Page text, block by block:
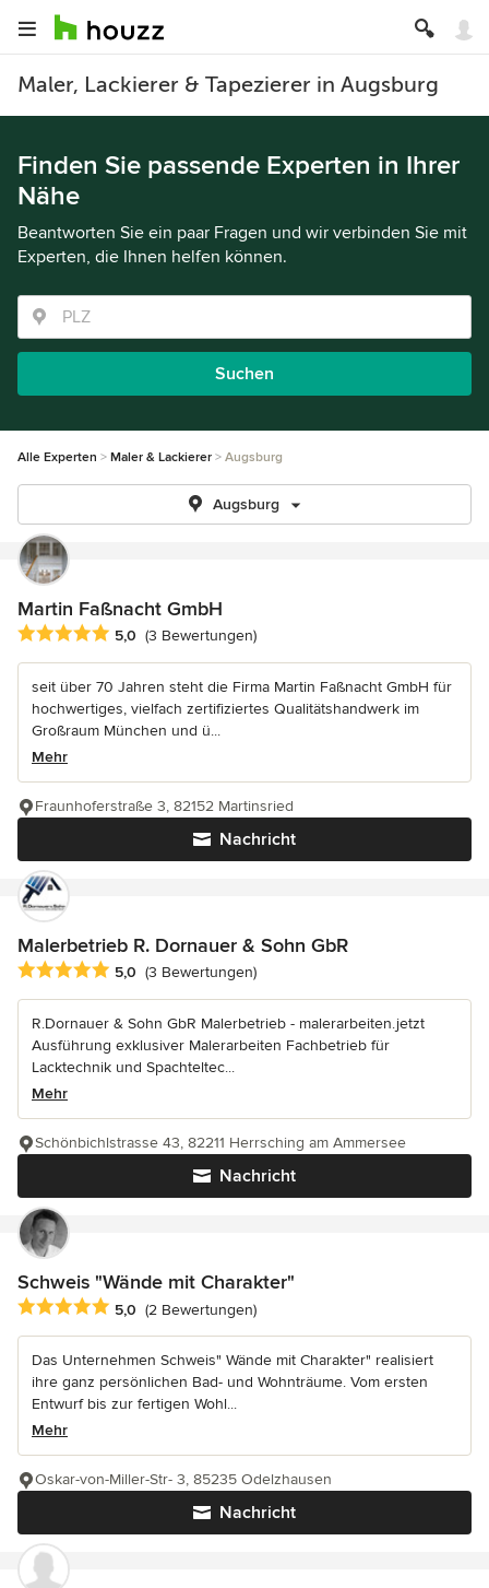
Maler, Lackierer & Tapezierer in Augsburg
Finden Sie passende Experten in Ihrer
Nähe
Beantworten Sie ein paar Fragen und wir verbinden Sie mit
Experten, die Ihnen helfen können.
Suchen
Alle Experten Maler & Lackierer Augsburg
Augsburg
Martin Faßnacht GmbH
Durchschnittliche Bewertung: 5 von 5 Sternen
5,0 (3 Bewertungen)
seit über 70 Jahren steht die Firma Martin Faßnacht GmbH für
hochwertiges, vielfach zertifiziertes Qualitätshandwerk im
Großraum München und ü...
Mehr
Nachricht
Fraunhoferstraße 3, 82152 Martinsried
Malerbetrieb R. Dornauer & Sohn GbR
Durchschnittliche Bewertung: 5 von 5 Sternen
5,0 (3 Bewertungen)
R.Dornauer & Sohn GbR Malerbetrieb - malerarbeiten.jetzt
Ausführung exklusiver Malerarbeiten Fachbetrieb für
Lacktechnik und Spachteltec...
Mehr
Nachricht
Schönbichlstrasse 43, 82211 Herrsching am Ammersee
Schweis "Wände mit Charakter"
Durchschnittliche Bewertung: 5 von 5 Sternen
5,0 (2 Bewertungen)
Das Unternehmen Schweis" Wände mit Charakter" realisiert
ihre ganz persönlichen Bad- und Wohnträume. Vom ersten
Entwurf bis zur fertigen Wohl...
Mehr
Nachricht
Oskar-von-Miller-Str- 3, 85235 Odelzhausen